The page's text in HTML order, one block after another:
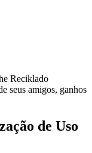
Reciklado
seus amigos, ganhos
de Uso